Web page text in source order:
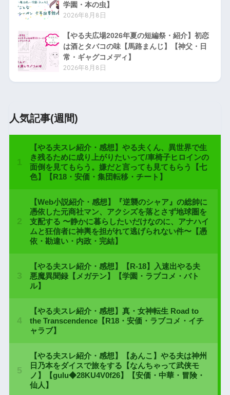
学園・本の虫】
2026年8月8日
【やる夫広場2026年夏の短編祭・紹介】初恋
は酒とタバコの味【馬路まんじ】【神父・日
常・ギャグコメディ】
2026年8月8日
人気記事(週間)